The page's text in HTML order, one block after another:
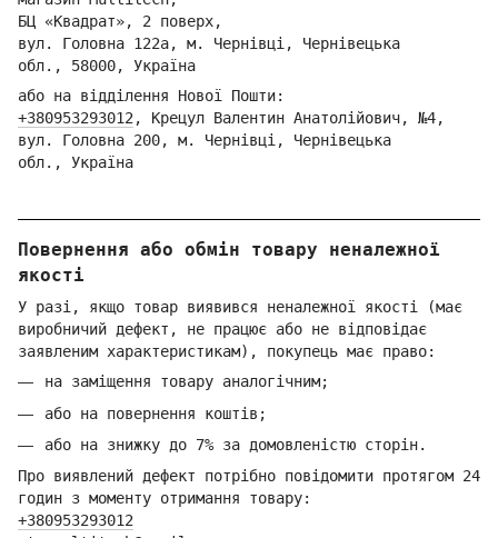
БЦ «Квадрат», 2 поверх,
вул. Головна 122а, м. Чернівці, Чернівецька
обл., 58000, Україна
або на відділення Нової Пошти:
+380953293012 , Крецул Валентин Анатолійович, №4,
вул. Головна 200, м. Чернівці, Чернівецька
обл., Україна
Повернення або обмін товару неналежної
якості
У разі, якщо товар виявився неналежної якості (має
виробничий дефект, не працює або не відповідає
заявленим характеристикам), покупець має право:
на заміщення товару аналогічним;
або на повернення коштів;
або на знижку до 7% за домовленістю сторін.
Про виявлений дефект потрібно повідомити протягом 24
годин з моменту отримання товару:
+380953293012